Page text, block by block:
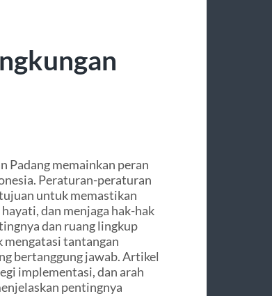
Padang memainkan peran
Peraturan-peraturan
untuk memastikan
dan menjaga hak-hak
dan ruang lingkup
tantangan
bertanggung jawab. Artikel
implementasi, dan arah
pentingnya